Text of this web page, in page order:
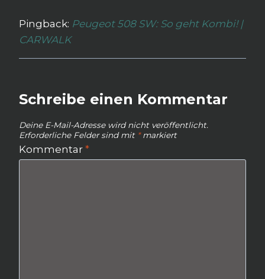
Pingback: Peugeot 508 SW: So geht Kombi! |
CARWALK
Schreibe einen Kommentar
Deine E-Mail-Adresse wird nicht veröffentlicht.
Erforderliche Felder sind mit *markiert
Kommentar *